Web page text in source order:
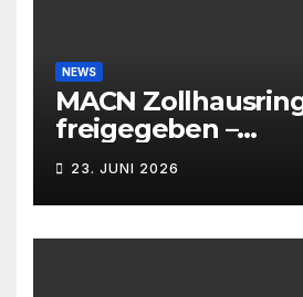
NEWS
MACN
freigegeben –
Befall beseitigt –
23. JUNI 2026